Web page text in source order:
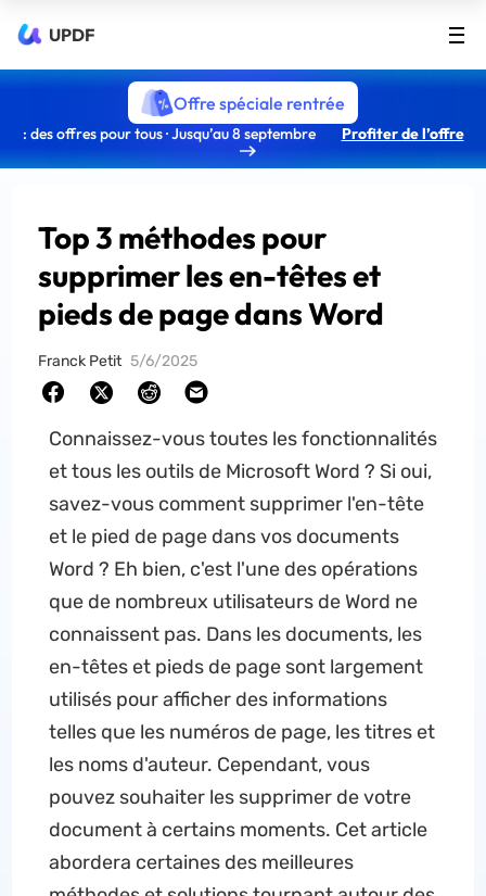
UPDF
Offre spéciale rentrée
: des offres pour tous · Jusqu’au 8 septembre Profiter de l’offre
Top 3 méthodes pour
supprimer les en-têtes et
pieds de page dans Word
Franck Petit 5/6/2025
Connaissez-vous toutes les fonctionnalités
et tous les outils de Microsoft Word ? Si oui,
savez-vous comment supprimer l'en-tête
et le pied de page dans vos documents
Word ? Eh bien, c'est l'une des opérations
que de nombreux utilisateurs de Word ne
connaissent pas. Dans les documents, les
en-têtes et pieds de page sont largement
utilisés pour afficher des informations
telles que les numéros de page, les titres et
les noms d'auteur. Cependant, vous
pouvez souhaiter les supprimer de votre
document à certains moments. Cet article
abordera certaines des meilleures